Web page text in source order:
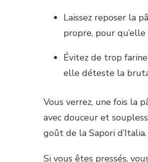
Laissez reposer la
propre, pour
Évitez de trop
elle déteste la
Vous verrez, une fois la
avec douceur et
goût de la Sapori d’Italia.
Si vous êtes pressés,